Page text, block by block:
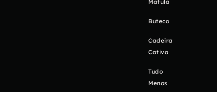
Matula
Buteco
Cadeira
Cativa
Tudo
Menos